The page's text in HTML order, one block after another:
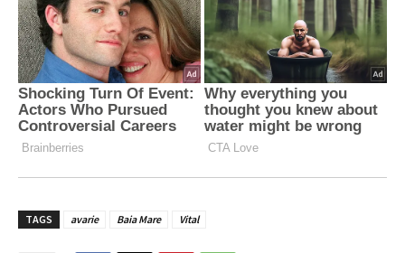
TAGS avarie Baia Mare Vital